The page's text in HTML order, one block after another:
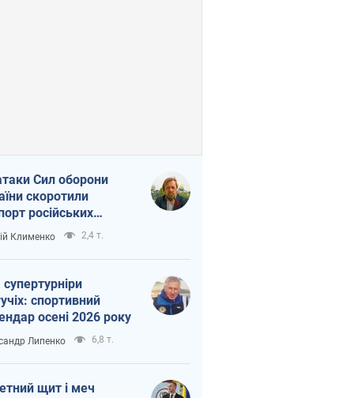
Сил оборони
скоротили
російських
Клименко 2,4 т.
спортивний
осені 2026 року
Липенко 6,8 т.
щит і меч